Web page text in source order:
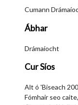
Cumann
Ábhar
Drámaíocht
Cur Síos
Alt ó 'Biseach
Fómhair seo